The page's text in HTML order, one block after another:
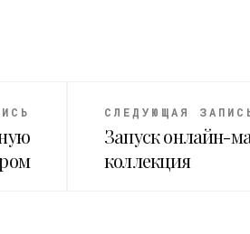
СЛЕДУЮЩАЯ
Запуск онлайн-
коллекция